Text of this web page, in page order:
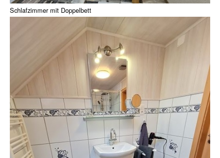
Schlafzimmer mit Doppelbett